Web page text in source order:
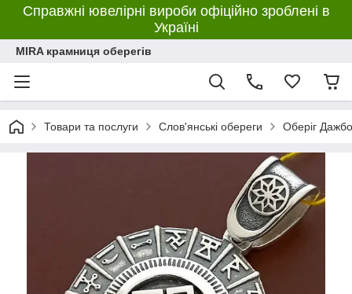
Справжні ювелірні вироби офіційно зроблені в
Україні
MIRA крамниця оберегів
Товари та послуги Слов'янські обереги Оберіг